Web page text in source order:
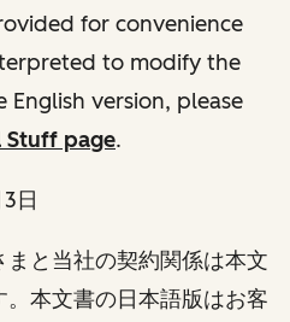
for convenience
to modify the
English version, please
Stuff page.
日
まと当社の契約関係は本文
本文書の日本語版はお客